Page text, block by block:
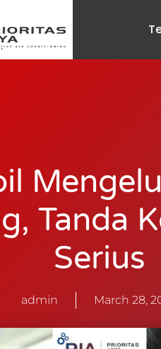
Tanda
Serius
admin March 28,